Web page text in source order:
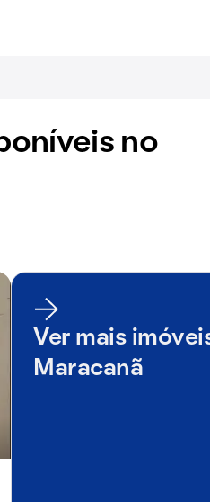
no
Ver mais
Maracanã